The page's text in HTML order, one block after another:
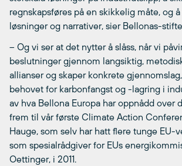
regnskapsføres på en skikkelig måte, og
løsninger og narrativer, sier Bellonas-
– Og vi ser at det nytter å slåss, når vi
beslutninger gjennom langsiktig,
allianser og skaper konkrete
behovet for karbonfangst og -lagring i
av hva Bellona Europa har oppnådd over
frem til vår første Climate Action
Hauge, som selv har hatt flere tunge EU-
som spesialrådgiver for EUs
Oettinger, i 2011.